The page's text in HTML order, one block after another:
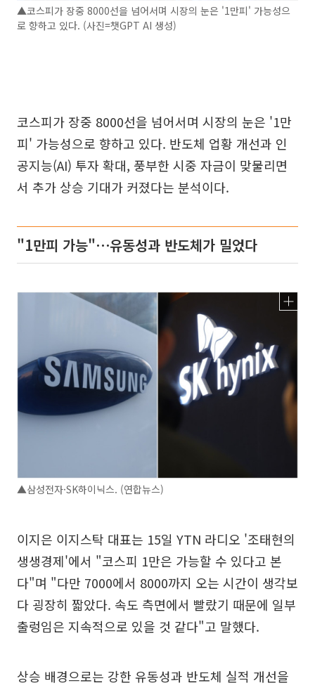
▲코스피가 장중 8000선을 넘어서며 시장의 눈은 '1만피' 가능성으
로 향하고 있다. (사진=챗GPT AI 생성)
코스피가 장중 8000선을 넘어서며 시장의 눈은 '1만
피' 가능성으로 향하고 있다. 반도체 업황 개선과 인
공지능(AI) 투자 확대, 풍부한 시중 자금이 맞물리면
서 추가 상승 기대가 커졌다는 분석이다.
"1만피 가능"⋯유동성과 반도체가 밀었다
▲삼성전자·SK하이닉스. (연합뉴스)
이지은 이지스탁 대표는 15일 YTN 라디오 '조태현의
생생경제'에서 "코스피 1만은 가능할 수 있다고 본
다"며 "다만 7000에서 8000까지 오는 시간이 생각보
다 굉장히 짧았다. 속도 측면에서 빨랐기 때문에 일부
출렁임은 지속적으로 있을 것 같다"고 말했다.
상승 배경으로는 강한 유동성과 반도체 실적 개선을